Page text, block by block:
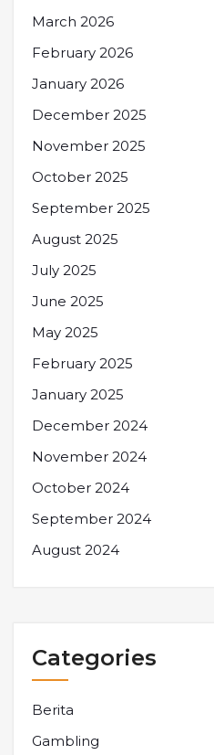
March 2026
February 2026
January 2026
December 2025
November 2025
October 2025
September 2025
August 2025
July 2025
June 2025
May 2025
February 2025
January 2025
December 2024
November 2024
October 2024
September 2024
August 2024
Categories
Berita
Gambling